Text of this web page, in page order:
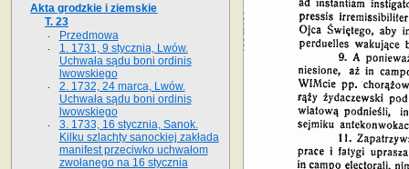
Akta grodzkie i ziemskie
T. 23
Przedmowa
1. 1731, 9 stycznia, Lwów.
Uchwała sądu boni ordinis
lwowskiego
2. 1732, 24 marca, Lwów.
Uchwała sądu boni ordinis
lwowskiego
3. 1733, 16 stycznia, Sanok.
Kilku szlachty sanockiej zakłada
manifest przeciwko uchwałom
zwołanego na 16 stycz­nia